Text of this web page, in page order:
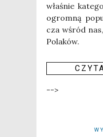
wła­śnie
ogrom­ną
cza wśród
Pola­ków.
-->